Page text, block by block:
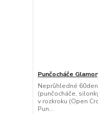
Punčocháče
Neprůhledné
(punčocháče,
v rozkroku (Open
Pun...